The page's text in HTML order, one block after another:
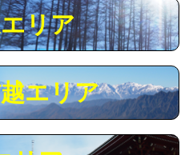
銅
44,000円
銅
)
+8,800円
業） 11,000円~
リア
エリア